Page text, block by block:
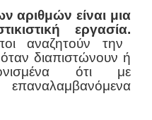
αριθμών είναι μια
εργασία.
αναζητούν την
όταν διαπιστώνουν ή
ότι με